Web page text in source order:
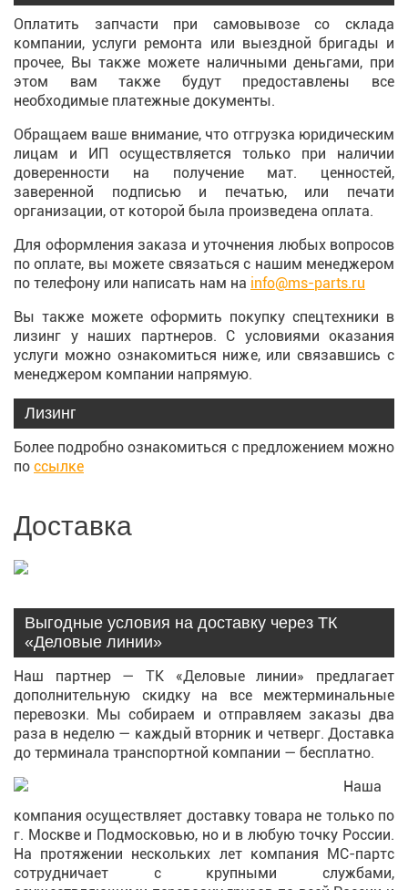
Оплатить запчасти при самовывозе со склада
компании, услуги ремонта или выездной бригады и
прочее, Вы также можете наличными деньгами, при
этом вам также будут предоставлены все
необходимые платежные документы.
Обращаем ваше внимание, что отгрузка юридическим
лицам и ИП осуществляется только при наличии
доверенности на получение мат. ценностей,
заверенной подписью и печатью, или печати
организации, от которой была произведена оплата.
Для оформления заказа и уточнения любых вопросов
по оплате, вы можете связаться с нашим менеджером
по телефону или написать нам на info@ms-parts.ru
Вы также можете оформить покупку спецтехники в
лизинг у наших партнеров. С условиями оказания
услуги можно ознакомиться ниже, или связавшись с
менеджером компании напрямую.
Лизинг
Более подробно ознакомиться с предложением можно
по ссылке
Доставка
Выгодные условия на доставку через ТК
«Деловые линии»
Наш партнер — ТК «Деловые линии» предлагает
дополнительную скидку на все межтерминальные
перевозки. Мы собираем и отправляем заказы два
раза в неделю — каждый вторник и четверг. Доставка
до терминала транспортной компании — бесплатно.
Наша
компания осуществляет доставку товара не только по
г. Москве и Подмосковью, но и в любую точку России.
На протяжении нескольких лет компания МС-партс
сотрудничает с крупными службами,